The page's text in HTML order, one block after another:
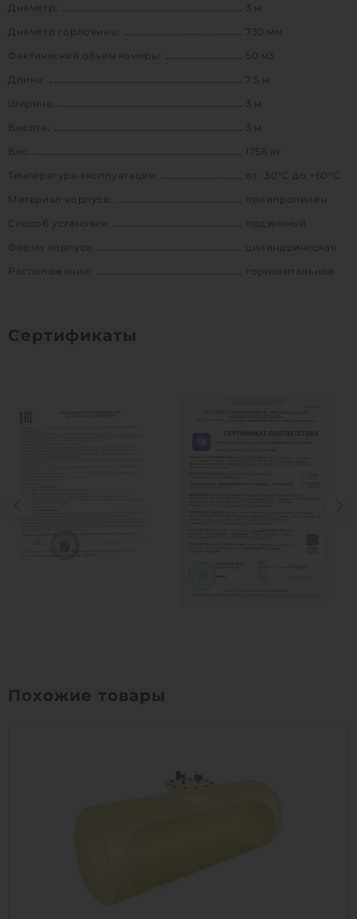
Диаметр:
3 м
Диаметр горловины:
730 мм
Фактический объем камеры:
50 м3
Длина:
7.5 м
Ширина:
3 м
Высота:
3 м
1756 кг
Температура эксплуатации:
от -30°C до +60°C
Материал корпуса:
полипропилен
Способ установки:
подземный
Форма корпуса:
цилиндрическая
Расположение:
горизонтальное
Сертификаты
Похожие товары